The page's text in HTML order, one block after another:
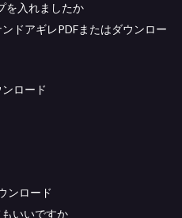
を入れましたか
ドアギレPDFまたはダウンロー
ロード
ンロード
いいですか